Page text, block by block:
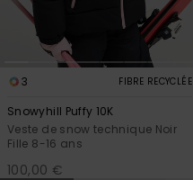
3 FIBRE RECYCLÉE
Snowyhill Puffy 10K
Veste de snow technique Noir
Fille 8-16 ans
100,00 €